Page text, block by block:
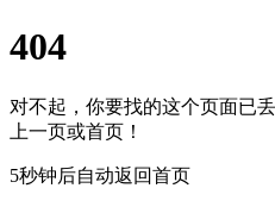
404
对不起，你要找的这个页面已
上一页或首页！
5秒钟后自动返回首页